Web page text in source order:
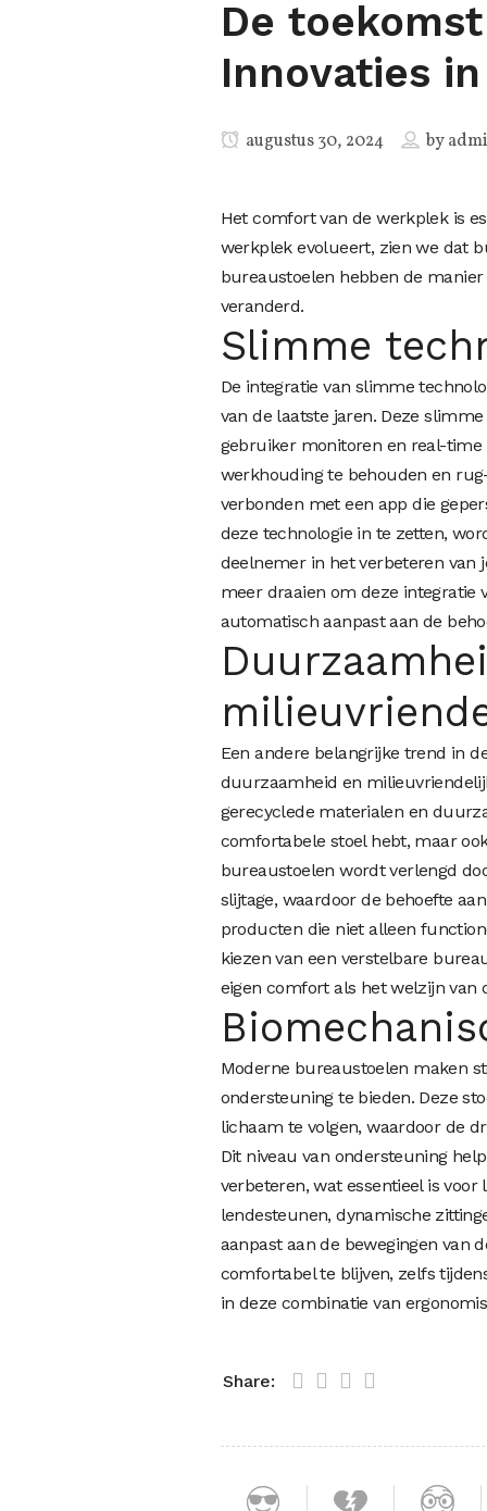
De
Innovaties
augustus 30, 2024 by
Het comfort van de werkplek is
werkplek evolueert, zien we dat
bureaustoelen hebben de
veranderd.
Slimme
De integratie van slimme
van de laatste jaren. Deze
gebruiker monitoren en real-time
werkhouding te behouden en
verbonden met een app die
deze technologie in te zetten,
deelnemer in het verbeteren van
meer draaien om deze integratie
automatisch aanpast aan de
Een andere belangrijke trend in
duurzaamheid en
gerecyclede materialen en
comfortabele stoel hebt, maar
bureaustoelen wordt verlengd
slijtage, waardoor de behoefte
producten die niet alleen
kiezen van een verstelbare
eigen comfort als het welzijn van
Moderne bureaustoelen maken
ondersteuning te bieden. Deze
lichaam te volgen, waardoor de
Dit niveau van ondersteuning
verbeteren, wat essentieel is
lendesteunen, dynamische
aanpast aan de bewegingen van
comfortabel te blijven, zelfs
in deze combinatie van
Share: